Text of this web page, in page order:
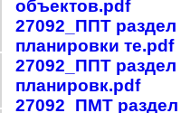
объектов.pdf
27092_ППТ
планировки те.pdf
27092_ППТ
планировк.pdf
27092_ПМТ